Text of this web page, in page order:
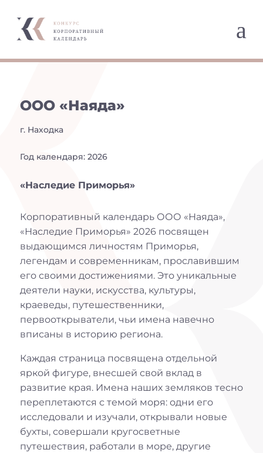
a
ООО «Наяда»
г. Находка
Год календаря: 2026
«Наследие Приморья»
Корпоративный календарь ООО «Наяда»,
«Наследие Приморья» 2026 посвящен
выдающимся личностям Приморья,
легендам и современникам, прославившим
его своими достижениями. Это уникальные
деятели науки, искусства, культуры,
краеведы, путешественники,
первооткрыватели, чьи имена навечно
вписаны в историю региона.
Каждая страница посвящена отдельной
яркой фигуре, внесшей свой вклад в
развитие края. Имена наших земляков тесно
переплетаются с темой моря: одни его
исследовали и изучали, открывали новые
бухты, совершали кругосветные
путешествия, работали в море, другие